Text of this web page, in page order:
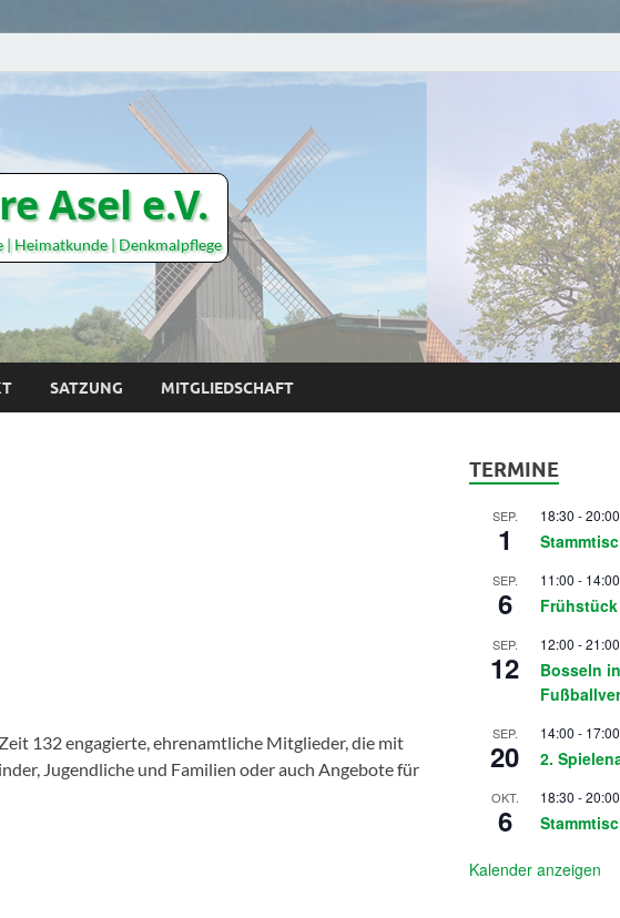
Asel e.V.
Heimatkunde | Denkmalpflege
SATZUNG MITGLIEDSCHAFT
132 engagierte, ehrenamtliche Mitglieder, die mit
Jugendliche und Familien oder auch Angebote für
TERMINE
SEP.
1
18:30 -20:00
SEP.
6
11:00 - 14:00
SEP.
12
12:00 -21:00
Bosseln
SEP.
20
14:00 - 17:00
2.
OKT.
6
18:30 -20:00
Kalender anzeigen